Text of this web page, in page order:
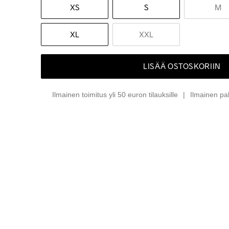
XS S M
XL XXL
LISÄÄ OSTOSKORIIN
Ilmainen toimitus yli 50 euron tilauksille Ilmainen